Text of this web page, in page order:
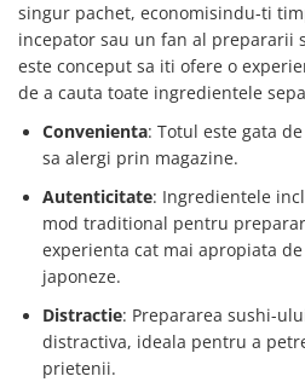
singur pachet, economisindu-ti
incepator sau un fan al prepararii
este conceput sa iti ofere o
de a cauta toate ingredientele
Convenienta: Totul este gata
sa alergi prin magazine.
Autenticitate: Ingredientele
mod traditional pentru
experienta cat mai apropiata
japoneze.
Distractie: Prepararea sushi-
distractiva, ideala pentru a
prietenii.